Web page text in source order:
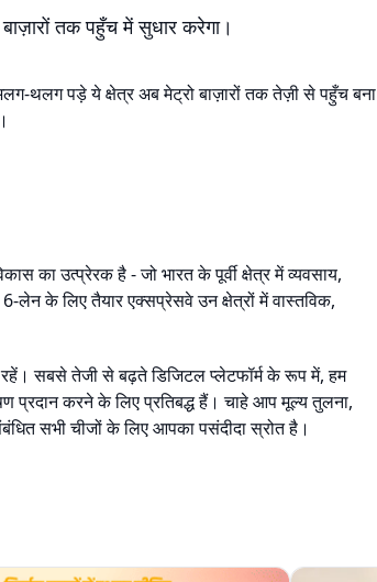
तक पहुँच में सुधार करेगा।
थलग पड़े ये क्षेत्र अब मेट्रो बाज़ारों तक तेज़ी से पहुँच बना
का उत्प्रेरक है - जो भारत के पूर्वी क्षेत्र में व्यवसाय,
के लिए तैयार एक्सप्रेसवे उन क्षेत्रों में वास्तविक,
सबसे तेजी से बढ़ते डिजिटल प्लेटफॉर्म के रूप में, हम
प्रदान करने के लिए प्रतिबद्ध हैं। चाहे आप मूल्य तुलना,
सभी चीजों के लिए आपका पसंदीदा स्रोत है।